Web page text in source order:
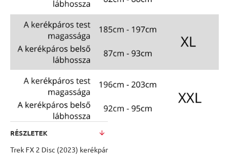
RÉSZLETEK
Trek FX 2 Disc (2023) kerékpár